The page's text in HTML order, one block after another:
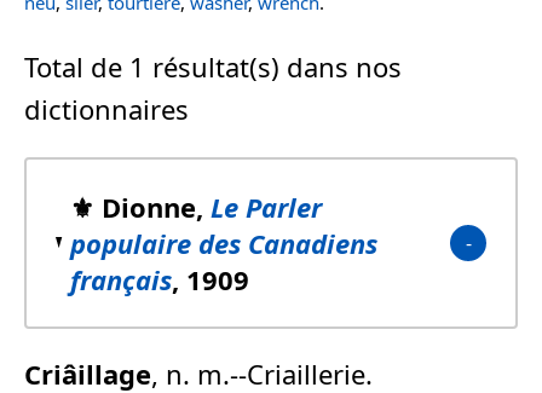
Total de 1 résultat(s) dans nos
dictionnaires
⚜️ Dionne, Le Parler
populaire des Canadiens
français, 1909
Criâillage, n. m.--Criaillerie.